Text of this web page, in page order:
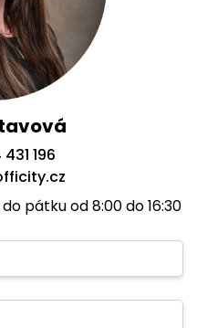
196
pátku od 8:00 do 16:30